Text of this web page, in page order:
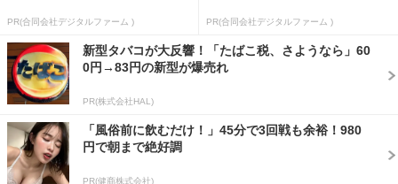
PR(合同会社デジタルファーム ) PR(合同会社デジタルファーム )
新型タバコが大反響！「たばこ税、さようなら」60
0円→83円の新型が爆売れ
PR(株式会社HAL)
「風俗前に飲むだけ！」45分で3回戦も余裕！980
円で朝まで絶好調
PR(健商株式会社)